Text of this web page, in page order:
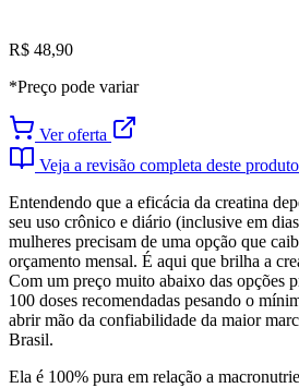
R$ 48,90
*Preço pode variar
Ver oferta
Veja a revisão completa deste
Entendendo que a eficácia da creatina
seu uso crônico e diário (inclusive em
mulheres precisam de uma opção que
orçamento mensal. É aqui que brilha a
Com um preço muito abaixo das opções
100 doses recomendadas pesando o
abrir mão da confiabilidade da maior
Brasil.
Ela é 100% pura em relação a